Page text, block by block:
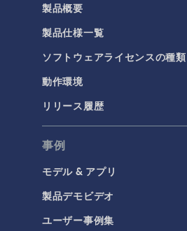
製品概要
製品仕様一覧
ソフトウェアライセンスの種類
動作環境
リリース履歴
事例
モデル & アプリ
製品デモビデオ
ユーザー事例集